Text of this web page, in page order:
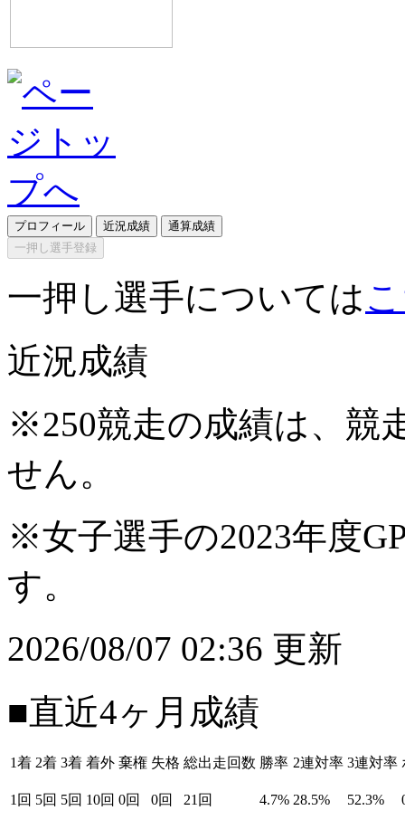
プロフィール 近況成績
通算成績
一押し選手登録
一押し選手については
近況成績
※250競走の成績は、競
せん。
※女子選手の2023年度
す。
2026/08/07 02:36 更新
■直近4ヶ月成績
1着 2着 3着 着外 棄権 失格 総出走回数 勝率 2連対率 3連対率
1回 5回 5回 10回 0回 0回 21回 4.7% 28.5% 52.3%